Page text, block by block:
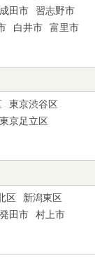
成田市
習志野市
白井市
富里市
東京渋谷区
東京足立区
区
新潟東区
田市
村上市